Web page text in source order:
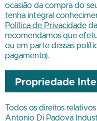
ocasião da compra do
tenha integral
Política de Privacidade
recomendamos que
ou em parte dessas
pagamento).
Propriedade
Todos os direitos
Antonio Di Padova